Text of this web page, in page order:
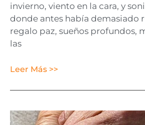
invierno, viento en la cara, y
donde antes había demasiado
regalo paz, sueños profundos,
las
Leer Más >>